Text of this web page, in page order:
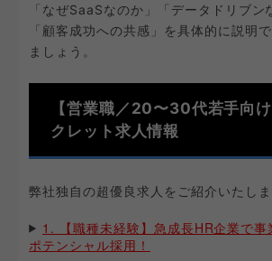
「なぜSaaSなのか」「データドリブン
「顧客成功への共感」を具体的に説明
ましょう。
【営業職／20〜30代若手向
クレット求人情報
弊社独自の超優良求人をご紹介いたしま
1. 【職種未経験】急成長HR企業で事
ポテンシャル採用！